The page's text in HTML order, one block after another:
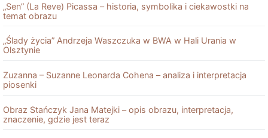
„Sen” (La Reve) Picassa – historia, symbolika i ciekawostki na
temat obrazu
„Ślady życia” Andrzeja Waszczuka w BWA w Hali Urania w
Olsztynie
Zuzanna – Suzanne Leonarda Cohena – analiza i interpretacja
piosenki
Obraz Stańczyk Jana Matejki – opis obrazu, interpretacja,
znaczenie, gdzie jest teraz